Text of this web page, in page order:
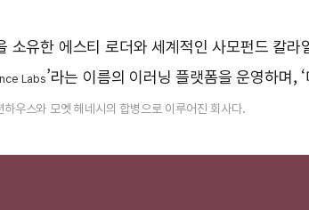
소유한 에스티 로더와 세계적인 사모펀드 칼라
Labs’라는 이름의 이러닝 플랫폼을 운영하며,
우스와 모엣 헤네시의 합병으로 이루어진 회사다.